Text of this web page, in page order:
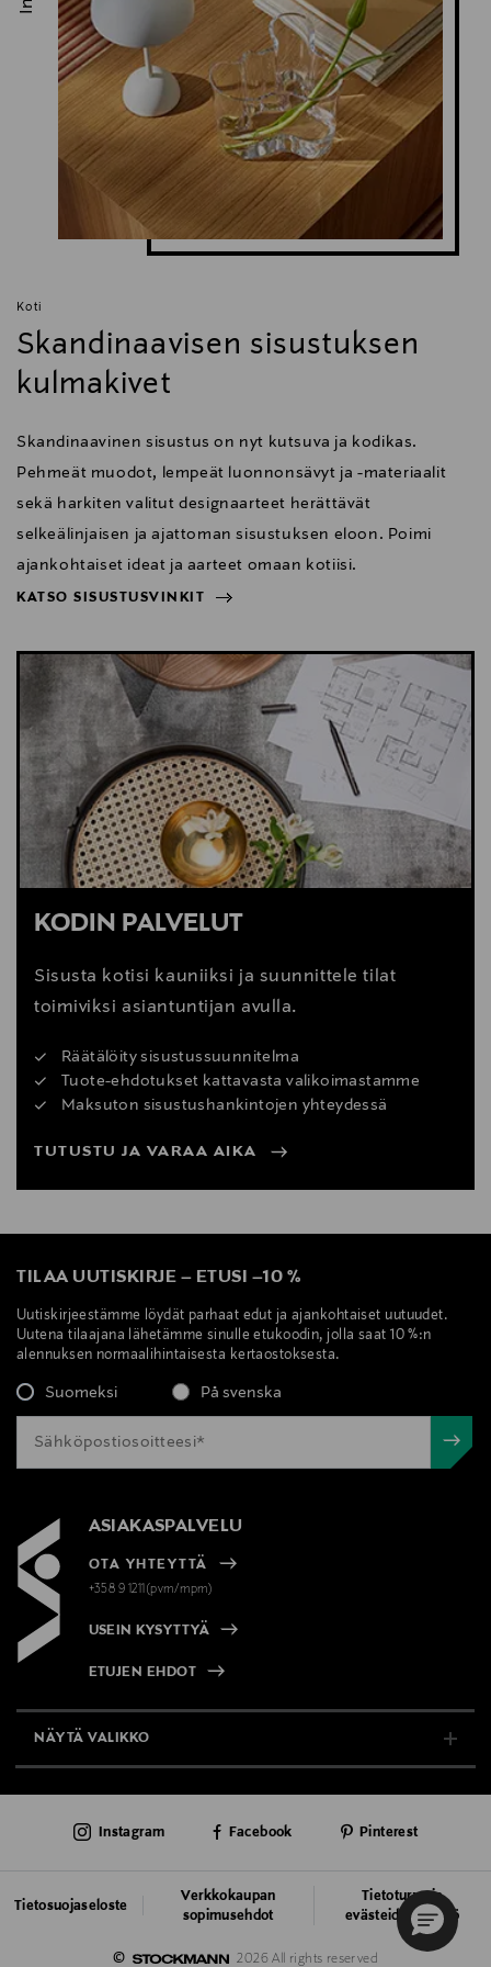
Koti
Skandinaavisen sisustuksen
kulmakivet
Skandinaavinen sisustus on nyt kutsuva ja kodikas.
Pehmeät muodot, lempeät luonnonsävyt ja -materiaalit
sekä harkiten valitut designaarteet herättävät
selkeälinjaisen ja ajattoman sisustuksen eloon. Poimi
ajankohtaiset ideat ja aarteet omaan kotiisi.
KATSO SISUSTUSVINKIT
KATSO SISUSTUSVINKIT
KODIN PALVELUT
Sisusta kotisi kauniiksi ja suunnittele tilat
toimiviksi asiantuntijan avulla.
Räätälöity sisustussuunnitelma
Tuote-ehdotukset kattavasta valikoimastamme
Maksuton sisustushankintojen yhteydessä
TUTUSTU JA VARAA AIKA
TILAA UUTISKIRJE – ETUSI –10 %
Uutiskirjeestämme löydät parhaat edut ja ajankohtaiset uutuudet.
Uutena tilaajana lähetämme sinulle etukoodin, jolla saat 10 %:n
alennuksen normaalihintaisesta kertaostoksesta.
Suomeksi På svenska
ASIAKASPALVELU
OTA YHTEYTTÄ
+358 9 1211(pvm/mpm)
USEIN KYSYTTYÄ
ETUJEN EHDOT
NÄYTÄ VALIKKO
AJANKOHTAISTA
©
2026 All rights reserved
Tietosuojaseloste
Verkkokaupan
sopimusehdot
Tietoturva ja
evästeiden käyttö
Instagram Facebook Pinterest